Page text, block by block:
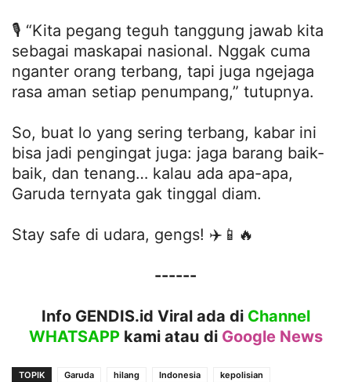
🎙️ “Kita pegang teguh tanggung jawab kita
sebagai maskapai nasional. Nggak cuma
nganter orang terbang, tapi juga ngejaga
rasa aman setiap penumpang,” tutupnya.
So, buat lo yang sering terbang, kabar ini
bisa jadi pengingat juga: jaga barang baik-
baik, dan tenang… kalau ada apa-apa,
Garuda ternyata gak tinggal diam.
Stay safe di udara, gengs! ✈️📱🔥
------
Info GENDIS.id Viral ada di Channel
WHATSAPPkami atau di Google News
TOPIK Garuda hilang Indonesia
kepolisian